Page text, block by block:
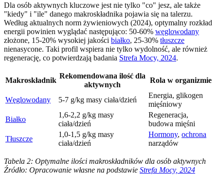
Dla osób aktywnych kluczowe jest nie tylko "co" jesz, ale także
"kiedy" i "ile" danego makroskładnika pojawia się na talerzu.
Według aktualnych norm żywieniowych (2024), optymalny rozkład
energii powinien wyglądać następująco: 50-60% węglowodany
złożone, 15-20% wysokiej jakości białko, 25-30% tłuszcze
nienasycone. Taki profil wspiera nie tylko wydolność, ale również
regenerację, co potwierdzają badania Strefa Mocy, 2024.
Makroskładnik
Rekomendowana ilość dla
aktywnych
Rola w organizmie
Węglowodany 5-7 g/kg masy ciała/dzień
Energia, glikogen
mięśniowy
Białko
1,6-2,2 g/kg masy
ciała/dzień
Regeneracja,
budowa mięśni
Tłuszcze
1,0-1,5 g/kg masy
ciała/dzień
Hormony, ochrona
narządów
Tabela 2: Optymalne ilości makroskładników dla osób aktywnych
Źródło: Opracowanie własne na podstawie Strefa Mocy, 2024